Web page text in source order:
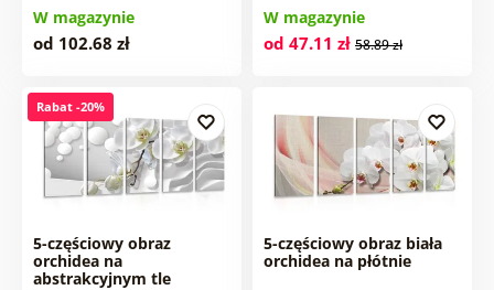
W magazynie
od 102.68 zł
W magazynie
od 47.11 zł 58.89 zł
Rabat -20%
5-częściowy obraz
orchidea na
abstrakcyjnym tle
5-częściowy obraz biała
orchidea na płótnie